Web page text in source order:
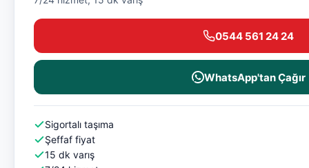
0544 561 24 24
WhatsApp'tan Çağır
Sigortalı taşıma
Şeffaf fiyat
15 dk varış